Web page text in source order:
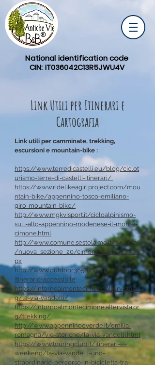
National identification code
CIN: IT036042C13R5JWU4V
Link Utili per Itinerari e
Cartografia
Link utili per camminate, trekking,
escursioni e mountain-bike :
https://www.terredicastelli.eu/blog/ciclot
urismo-terre-di-castelli-itinerari/
https://www.ridelikeagirlproject.com/mou
ntain-bike/appennino-tosco-emiliano-
giro-mountain-bike/
http://www.mgkvisport.it/cicloalpinismo-
sull-alto-appennino-modenese-il-monte-
cimone.html
http://www.comune.sestola.mo.it/turismo
/nuova_sezione_20/cimone_bike_park.as
px
http://www.outdoor365.it/la-via-vandelli-
itinerario-accessibile
https://intornoalmontecimone.altervista.or
g/la-via-vandelli/
https://intornoalmontecimone.altervista.or
g/trekking/
http://www.appenninoeverde.it/emilia-
romagna/vie-storiche/la-via-vandelli.html
https://www.touringclub.it/itinerari-e-
weekend/la-via-vandelli-uno-
straordinario-percorso-in-bicicletta-tra-